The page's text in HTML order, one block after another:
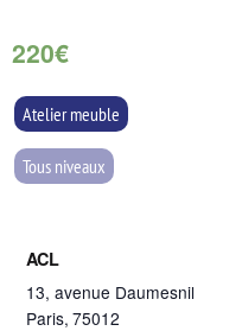
220€
Atelier meuble
Tous niveaux
ACL
13, avenue Daumesnil
Paris, 75012